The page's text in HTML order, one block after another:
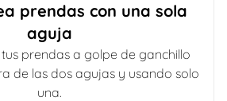
prendas con una sola
aguja
prendas a golpe de ganchillo
de las dos agujas y usando solo
una.